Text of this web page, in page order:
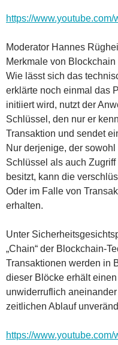
https://
Moderator Hannes
Merkmale von
Wie lässt sich das
erklärte noch einmal das
initiiert wird, nutzt der
Schlüssel, den nur er
Transaktion und sendet
Nur derjenige, der
Schlüssel als auch
besitzt, kann die
Oder im Falle von
erhalten.
Unter
„Chain“ der Blockchain-
Transaktionen werden in
dieser Blöcke erhält
unwiderruflich
zeitlichen Ablauf
https://